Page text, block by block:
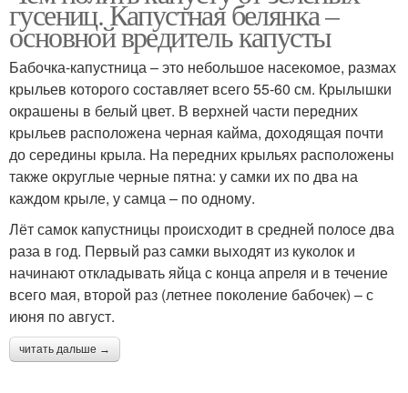
гусениц. Капустная белянка –
основной вредитель капусты
Бабочка-капустница – это небольшое насекомое, размах
крыльев которого составляет всего 55-60 см. Крылышки
окрашены в белый цвет. В верхней части передних
крыльев расположена черная кайма, доходящая почти
до середины крыла. На передних крыльях расположены
также округлые черные пятна: у самки их по два на
каждом крыле, у самца – по одному.
Лёт самок капустницы происходит в средней полосе два
раза в год. Первый раз самки выходят из куколок и
начинают откладывать яйца с конца апреля и в течение
всего мая, второй раз (летнее поколение бабочек) – с
июня по август.
читать дальше →